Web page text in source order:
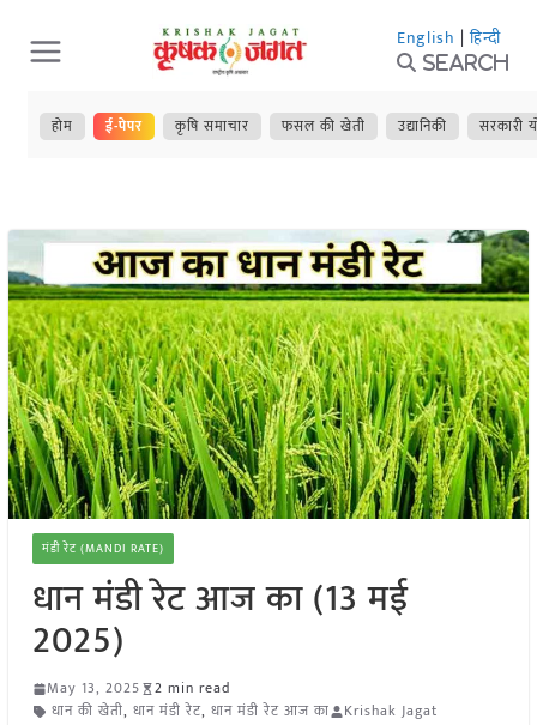
Skip
to
content
English | हिन्दी
Search
होम ई-पेपर कृषि समाचार फसल की खेती उद्यानिकी सरकारी
मंडी रेट (MANDI RATE)
धान मंडी रेट आज का (13 मई
2025)
May 13, 2025
2 min read
धान की खेती, धान मंडी रेट, धान मंडी रेट आज का Krishak Jagat